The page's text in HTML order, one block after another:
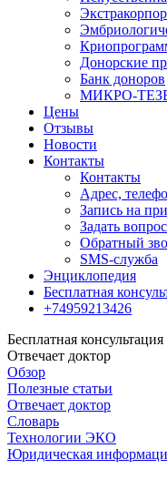
Донорские
Банк доноров
МИКРО-ТЕЗЕ
Цены
Отзывы
Новости
Контакты
Контакты
Адрес,
Запись на
Задать вопрос
Обратный
SMS-служба
Энциклопедия
Бесплатная
+74959213426
Бесплатная консультация
Отвечает доктор
Обзор
Полезные статьи
Отвечает доктор
Словарь
Технологии ЭКО
Юридическая